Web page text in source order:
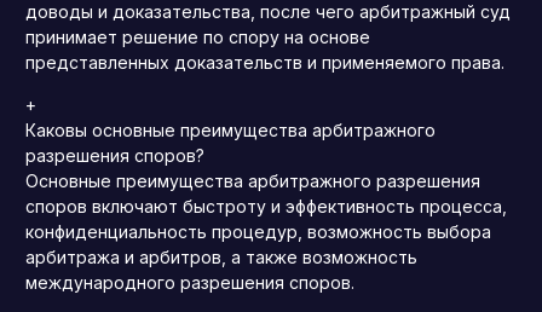
доводы и доказательства, после чего арбитражный суд
принимает решение по спору на основе
представленных доказательств и применяемого права.
+
Каковы основные преимущества арбитражного
разрешения споров?
Основные преимущества арбитражного разрешения
споров включают быстроту и эффективность процесса,
конфиденциальность процедур, возможность выбора
арбитража и арбитров, а также возможность
международного разрешения споров.